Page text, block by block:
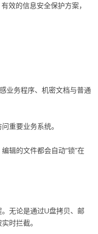
效的信息安全保护方案，
业务程序、机密文档与普通
重要业务系统。
辑的文件都会自动“锁”在
无论是通过U盘拷贝、邮
时拦截。